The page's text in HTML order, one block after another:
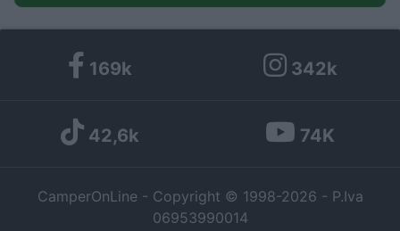
169k 342k
42,6k 74K
CamperOnLine - Copyright © 1998-2026 - P.Iva
06953990014